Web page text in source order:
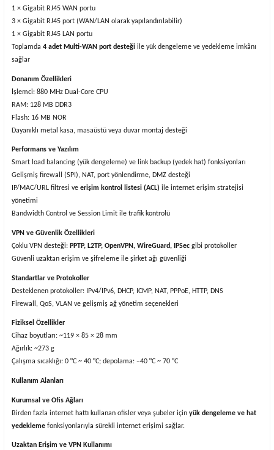
1 × Gigabit RJ45 WAN portu
3 × Gigabit RJ45 port (WAN/LAN olarak yapılandırılabilir)
1 × Gigabit RJ45 LAN portu
Toplamda 4 adet Multi-WAN port desteği ile yük dengeleme ve yedekleme imkânı
sağlar
Donanım Özellikleri
İşlemci: 880 MHz Dual-Core CPU
RAM: 128 MB DDR3
Flash: 16 MB NOR
Dayanıklı metal kasa, masaüstü veya duvar montaj desteği
Performans ve Yazılım
Smart load balancing (yük dengeleme) ve link backup (yedek hat) fonksiyonları
Gelişmiş firewall (SPI), NAT, port yönlendirme, DMZ desteği
IP/MAC/URL filtresi ve erişim kontrol listesi (ACL) ile internet erişim stratejisi
yönetimi
Bandwidth Control ve Session Limit ile trafik kontrolü
VPN ve Güvenlik Özellikleri
Çoklu VPN desteği: PPTP, L2TP, OpenVPN, WireGuard, IPSec gibi protokoller
Güvenli uzaktan erişim ve şifreleme ile şirket ağı güvenliği
Standartlar ve Protokoller
Desteklenen protokoller: IPv4/IPv6, DHCP, ICMP, NAT, PPPoE, HTTP, DNS
Firewall, QoS, VLAN ve gelişmiş ağ yönetim seçenekleri
Fiziksel Özellikler
Cihaz boyutları: ~119 × 85 × 28 mm
Ağırlık: ~273 g
Çalışma sıcaklığı: 0 °C ~ 40 °C; depolama: −40 °C ~ 70 °C
Kullanım Alanları
Kurumsal ve Ofis Ağları
Birden fazla internet hattı kullanan ofisler veya şubeler için yük dengeleme ve hat
yedekleme fonksiyonlarıyla sürekli internet erişimi sağlar.
Uzaktan Erişim ve VPN Kullanımı